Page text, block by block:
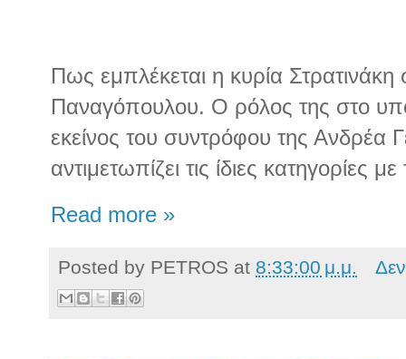
Πως εμπλέκεται η κυρία
Παναγόπουλου. Ο ρόλος της στο
εκείνος του συντρόφου της Ανδρέα
αντιμετωπίζει τις ίδιες
Read more »
Posted by PETROS at 8:33:00 μ.μ.